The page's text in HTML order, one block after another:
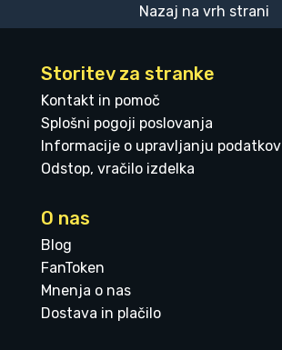
Nazaj na vrh strani
Storitev za stranke
Kontakt in pomoč
Splošni pogoji poslovanja
Informacije o upravljanju podatkov
Odstop, vračilo izdelka
O nas
Blog
FanToken
Mnenja o nas
Dostava in plačilo